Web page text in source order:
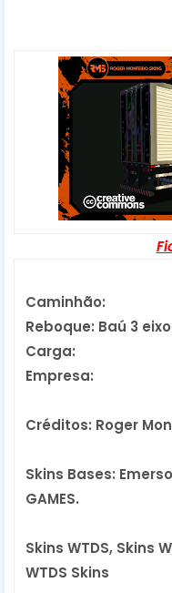
Caminhão:
Reboque: Baú 3
Carga:
Empresa:
Créditos: Roger
Skins Bases:
GAMES.
Skins WTDS, Skins
WTDS Skins